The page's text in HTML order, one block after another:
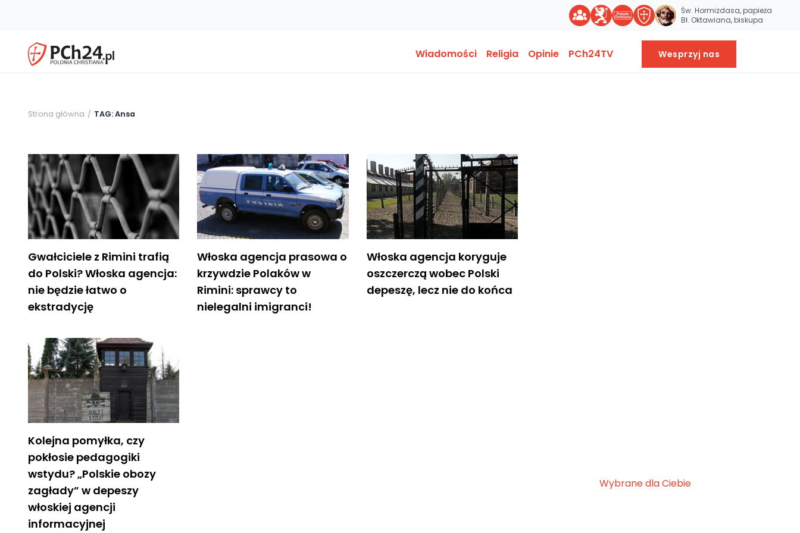
Św. Hormizdasa, papieża
Bł. Oktawiana, biskupa
Wiadomości Religia Opinie PCh24TV Wesprzyj nas
Strona główna TAG: Ansa
Gwałciciele z Rimini trafią
do Polski? Włoska agencja:
nie będzie łatwo o
ekstradycję
Włoska agencja prasowa o
krzywdzie Polaków w
Rimini: sprawcy to
nielegalni imigranci!
Włoska agencja koryguje
oszczerczą wobec Polski
depeszę, lecz nie do końca
Kolejna pomyłka, czy
pokłosie pedagogiki
wstydu? „Polskie obozy
zagłady” w depeszy
włoskiej agencji
informacyjnej
Wybrane dla Ciebie